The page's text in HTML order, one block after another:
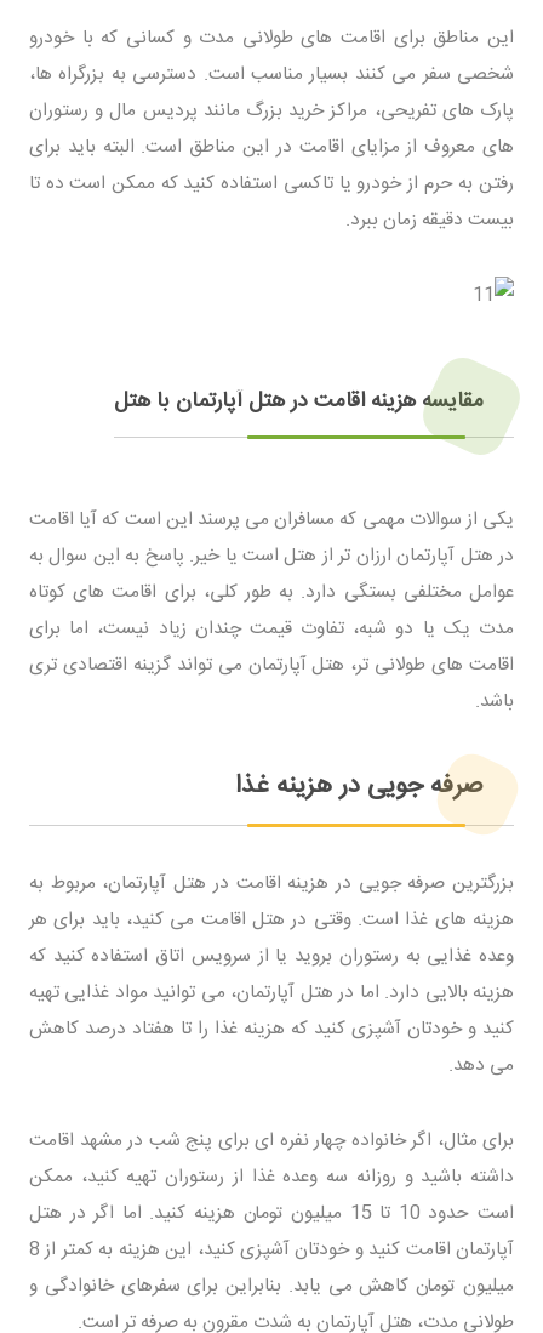
این مناطق برای اقامت های طولانی مدت و کسانی که با خودرو
شخصی سفر می کنند بسیار مناسب است. دسترسی به بزرگراه ها،
پارک های تفریحی، مراکز خرید بزرگ مانند پردیس مال و رستوران
های معروف از مزایای اقامت در این مناطق است. البته باید برای
رفتن به حرم از خودرو یا تاکسی استفاده کنید که ممکن است ده تا
بیست دقیقه زمان ببرد.
مقایسه هزینه اقامت در هتل آپارتمان با هتل
یکی از سوالات مهمی که مسافران می پرسند این است که آیا اقامت
در هتل آپارتمان ارزان تر از هتل است یا خیر. پاسخ به این سوال به
عوامل مختلفی بستگی دارد. به طور کلی، برای اقامت های کوتاه
مدت یک یا دو شبه، تفاوت قیمت چندان زیاد نیست، اما برای
اقامت های طولانی تر، هتل آپارتمان می تواند گزینه اقتصادی تری
باشد.
صرفه جویی در هزینه غذا
بزرگترین صرفه جویی در هزینه اقامت در هتل آپارتمان، مربوط به
هزینه های غذا است. وقتی در هتل اقامت می کنید، باید برای هر
وعده غذایی به رستوران بروید یا از سرویس اتاق استفاده کنید که
هزینه بالایی دارد. اما در هتل آپارتمان، می توانید مواد غذایی تهیه
کنید و خودتان آشپزی کنید که هزینه غذا را تا هفتاد درصد کاهش
می دهد.
برای مثال، اگر خانواده چهار نفره ای برای پنج شب در مشهد اقامت
داشته باشید و روزانه سه وعده غذا از رستوران تهیه کنید، ممکن
است حدود 10 تا 15 میلیون تومان هزینه کنید. اما اگر در هتل
آپارتمان اقامت کنید و خودتان آشپزی کنید، این هزینه به کمتر از 8
میلیون تومان کاهش می یابد. بنابراین برای سفرهای خانوادگی و
طولانی مدت، هتل آپارتمان به شدت مقرون به صرفه تر است.